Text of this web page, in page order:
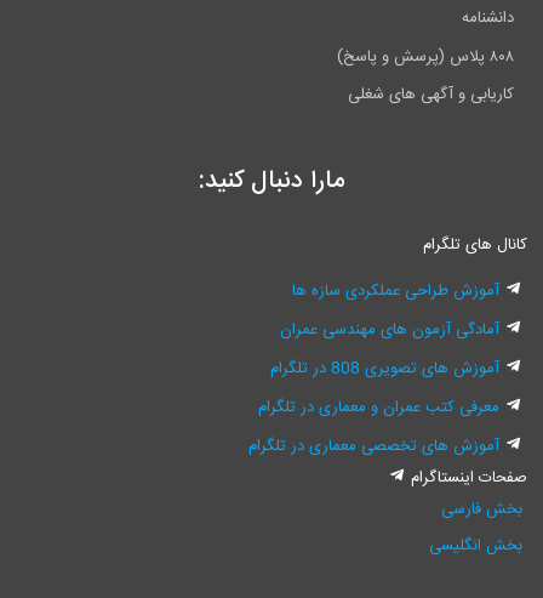
دانشنامه
۸۰۸ پلاس (پرسش و پاسخ)
کاریابی و آگهی های شغلی
مارا دنبال کنید:
کانال های تلگرام
آموزش طراحی عملکردی سازه ها
آمادگی آزمون های مهندسی عمران
آموزش های تصویری 808 در تلگرام
معرفی کتب عمران و معماری در تلگرام
آموزش های تخصصی معماری در تلگرام
صفحات اینستاگرام
بخش فارسی
بخش انگلیسی